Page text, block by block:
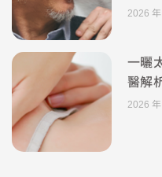
2026 年
一曬
醫解
2026 年